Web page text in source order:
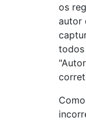
os
autor